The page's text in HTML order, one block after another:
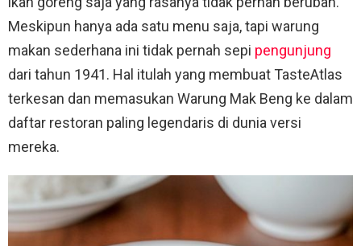
Meskipun hanya ada satu menu saja, tapi warung
makan sederhana ini tidak pernah sepi pengunjung
dari tahun 1941. Hal itulah yang membuat TasteAtlas
terkesan dan memasukan Warung Mak Beng ke dalam
daftar restoran paling legendaris di dunia versi
mereka.